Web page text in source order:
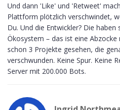
Und dann 'Like' und 'Retweet'
Plattform plötzlich verschwindet,
Du. Und die Entwickler? Die haben
Ökosystem – das ist eine Abzocke
schon 3 Projekte gesehen, die
verschwunden. Keine Spur. Keine
Server mit 200.000 Bots.